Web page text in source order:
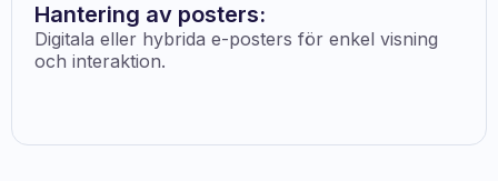
Hantering av posters:
Digitala eller hybrida e-posters för enkel visning
och interaktion.